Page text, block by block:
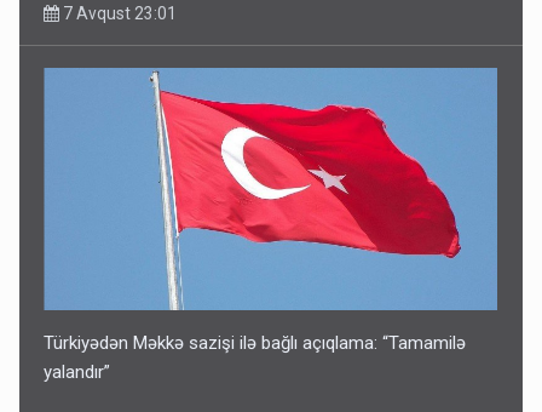
7 Avqust 23:01
Türkiyədən Məkkə sazişi ilə bağlı açıqlama: “Tamamilə
yalandır”